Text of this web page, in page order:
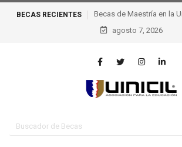
BECAS
Becas de excelencia de la
de Lausana –
agosto 7, 2026